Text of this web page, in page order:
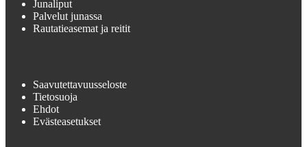
Junaliput
Palvelut junassa
Rautatieasemat ja reitit
Saavutettavuusseloste
Tietosuoja
Ehdot
Evästeasetukset